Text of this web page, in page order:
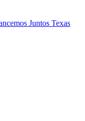
Juntos Texas